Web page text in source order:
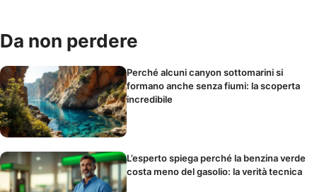
Da non perdere
Perché alcuni canyon sottomarini si
formano anche senza fiumi: la scoperta
incredibile
L’esperto spiega perché la benzina verde
costa meno del gasolio: la verità tecnica